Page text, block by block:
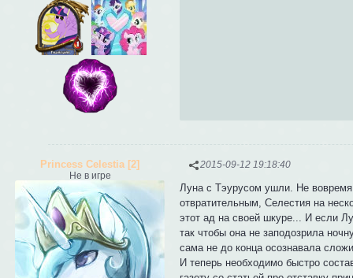
2015-09-12 19:18:40
Princess Celestia [2]
Не в игре
Луна с Тэурусом ушли. Не
отвратительным, Селестия на
этот ад на своей шкуре... И если
так чтобы она не заподозрила
сама не до конца осознавала
И теперь необходимо быстро